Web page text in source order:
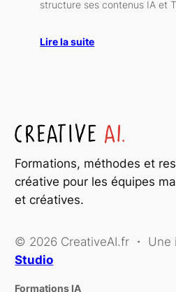
structure ses contenus IA et
Lire la suite
Formations, méthodes et
créative pour les équipes
et créatives.
© 2026 CreativeAI.fr ・ Une
Studio
Formations IA